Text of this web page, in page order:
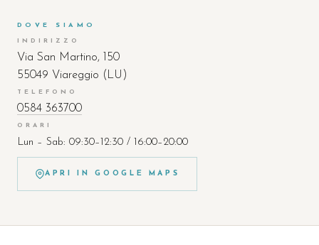
DOVE SIAMO
INDIRIZZO
Via San Martino, 150
55049 Viareggio (LU)
TELEFONO
0584 363700
ORARI
Lun – Sab: 09:30–12:30 / 16:00–20:00
APRI IN GOOGLE MAPS